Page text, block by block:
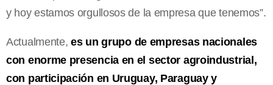
y hoy estamos orgullosos de la empresa que tenemos”.
Actualmente,es un grupo de empresas nacionales
con enorme presencia en el sector agroindustrial,
con participación en Uruguay, Paraguay y